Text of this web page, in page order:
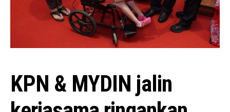
KPN & MYDIN jalin